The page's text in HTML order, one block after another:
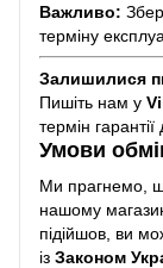
Важливо:
терміну
Залишилися
Пишіть нам у
термін
Умови
Ми прагнемо,
нашому
підійшов, ви
із Законом